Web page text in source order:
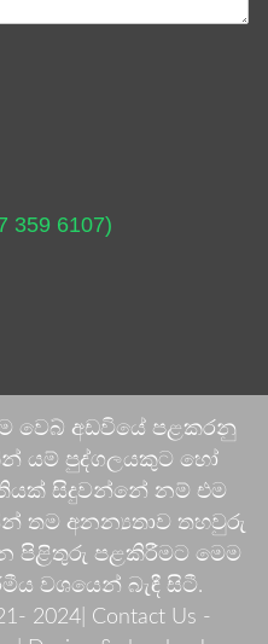
359 6107)
වෙබ් අඩවියේ පළකරනු
යම් පුද්ගලයකුට හෝ
සිදුවන්නේ නම් එම
තම අනන්‍යතාව තහවුරු
පිළිතුරු පළකිරීමට මෙම
වශයෙන් බැඳී සිටී.
2024| Contact Us -